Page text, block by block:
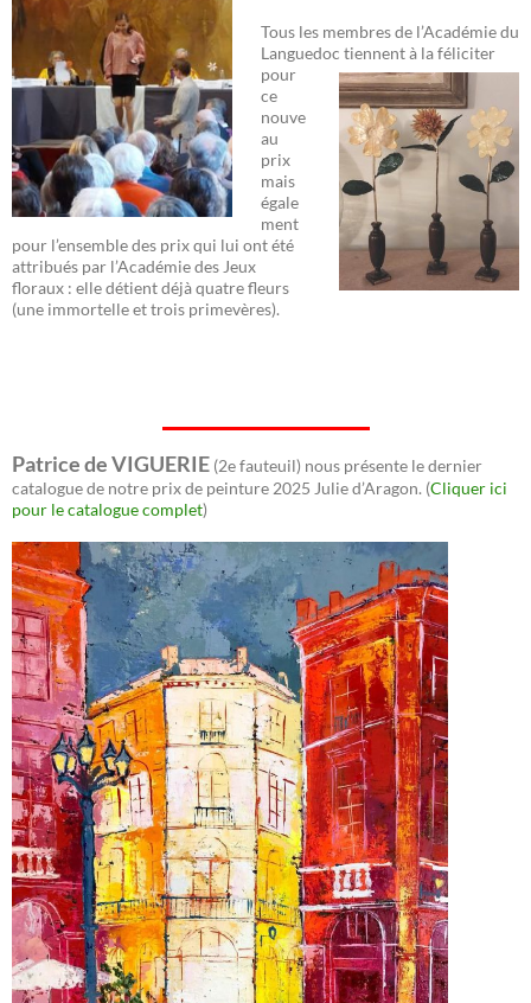
Tous les membres de l’Académie du
Languedoc tiennent à la féliciter
pour
ce
nouve
au
prix
mais
égale
ment
pour l’ensemble des prix qui lui ont été
attribués par l’Académie des Jeux
floraux : elle détient déjà quatre fleurs
(une immortelle et trois primevères).
Patrice de VIGUERIE (2e fauteuil) nous présente le dernier
catalogue de notre prix de peinture 2025 Julie d’Aragon. (Cliquer ici
pour le catalogue complet)